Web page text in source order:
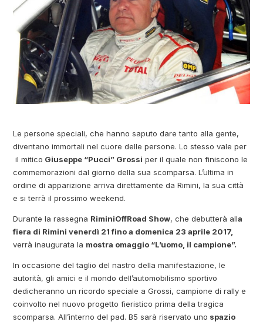
Le persone speciali, che hanno saputo dare tanto alla gente,
diventano immortali nel cuore delle persone. Lo stesso vale per
il mitico Giuseppe “Pucci” Grossi per il quale non finiscono le
commemorazioni dal giorno della sua scomparsa. L’ultima in
ordine di apparizione arriva direttamente da Rimini, la sua città
e si terrà il prossimo weekend.
Durante la rassegna RiminiOffRoad Show, che debutterà alla
fiera di Rimini venerdì 21 fino a domenica 23 aprile 2017,
verrà inaugurata la mostra omaggio “L’uomo, il campione”.
In occasione del taglio del nastro della manifestazione, le
autorità, gli amici e il mondo dell’automobilismo sportivo
dedicheranno un ricordo speciale a Grossi, campione di rally e
coinvolto nel nuovo progetto fieristico prima della tragica
scomparsa. All’interno del pad. B5 sarà riservato uno spazio